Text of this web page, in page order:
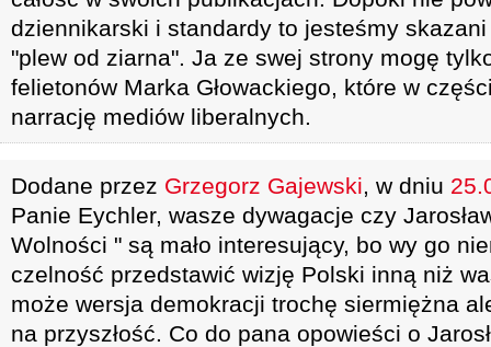
dziennikarski i standardy to jesteśmy
"plew od ziarna". Ja ze swej strony mogę
felietonów Marka Głowackiego, które w
narrację mediów liberalnych.
Dodane przez Grzegorz Gajewski, w dniu
Panie Eychler, wasze dywagacje czy
Wolności " są mało interesujący, bo wy go
czelność przedstawić wizję Polski inną niż
może wersja demokracji trochę siermiężna
na przyszłość. Co do pana opowieści o